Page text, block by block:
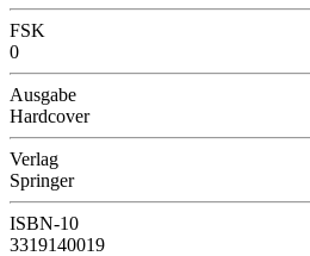
FSK
0
Ausgabe
Hardcover
Verlag
Springer
ISBN-10
3319140019